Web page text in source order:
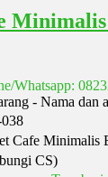
Whatsapp:
- Nama dan
Cafe Minimalis
CS)